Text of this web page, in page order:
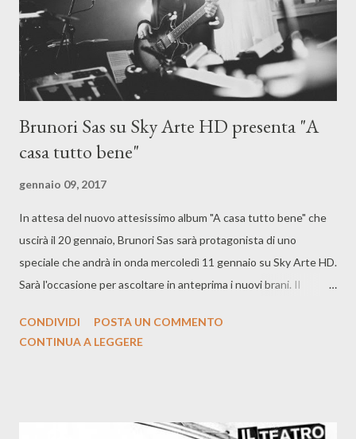
Brunori Sas su Sky Arte HD presenta "A
casa tutto bene"
gennaio 09, 2017
In attesa del nuovo attesissimo album "A casa tutto bene" che
uscirà il 20 gennaio, Brunori Sas sarà protagonista di uno
speciale che andrà in onda mercoledì 11 gennaio su Sky Arte HD.
Sarà l'occasione per ascoltare in anteprima i nuovi brani. Il
CONDIVIDI
POSTA UN COMMENTO
CONTINUA A LEGGERE